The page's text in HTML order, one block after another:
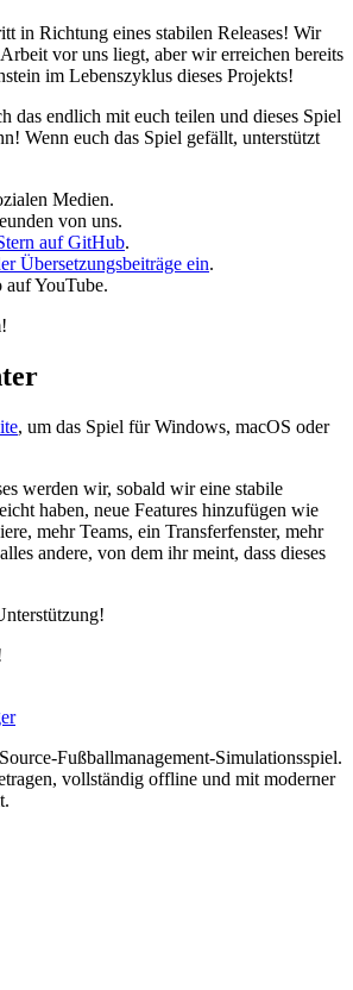
in Richtung eines stabilen Releases! Wir
vor uns liegt, aber wir erreichen bereits
im Lebenszyklus dieses Projekts!
das endlich mit euch teilen und dieses Spiel
Wenn euch das Spiel gefällt, unterstützt
Medien.
von uns.
auf GitHub.
Übersetzungsbeiträge ein.
YouTube.
, um das Spiel für Windows, macOS oder
werden wir, sobald wir eine stabile
haben, neue Features hinzufügen wie
mehr Teams, ein Transferfenster, mehr
andere, von dem ihr meint, dass dieses
Fußballmanagement-Simulationsspiel.
vollständig offline und mit moderner